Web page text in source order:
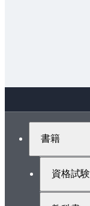
書籍
資格試験